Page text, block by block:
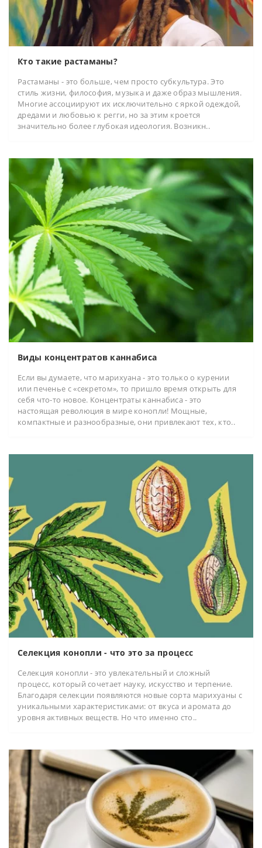
Кто такие растаманы?
Растаманы - это больше, чем просто субкультура. Это
стиль жизни, философия, музыка и даже образ мышления.
Многие ассоциируют их исключительно с яркой одеждой,
дредами и любовью к регги, но за этим кроется
значительно более глубокая идеология. Возникн..
Виды концентратов каннабиса
Если вы думаете, что марихуана - это только о курении
или печенье с «секретом», то пришло время открыть для
себя что-то новое. Концентраты каннабиса - это
настоящая революция в мире конопли! Мощные,
компактные и разнообразные, они привлекают тех, кто..
Селекция конопли - что это за процесс
Селекция конопли - это увлекательный и сложный
процесс, который сочетает науку, искусство и терпение.
Благодаря селекции появляются новые сорта марихуаны с
уникальными характеристиками: от вкуса и аромата до
уровня активных веществ. Но что именно сто..